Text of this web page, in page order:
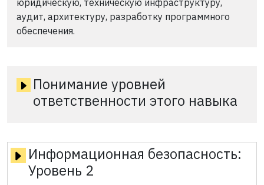
юридическую, техническую инфраструктуру,
аудит, архитектуру, разработку программного
обеспечения.
Понимание уровней
ответственности этого навыка
Информационная безопасность:
Уровень 2